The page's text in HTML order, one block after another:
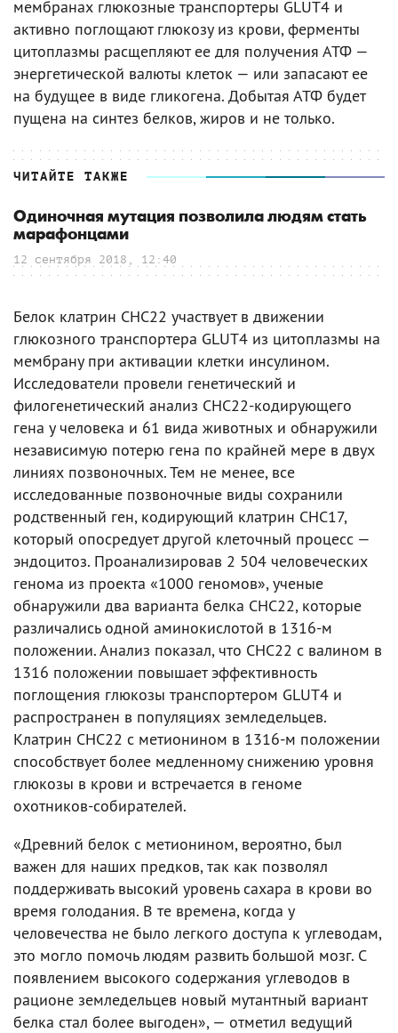
мембранах глюкозные транспортеры GLUT4 и
активно поглощают глюкозу из крови, ферменты
цитоплазмы расщепляют ее для получения АТФ —
энергетической валюты клеток — или запасают ее
на будущее в виде гликогена. Добытая АТФ будет
пущена на синтез белков, жиров и не только.
ЧИТАЙТЕ ТАКЖЕ
Одиночная мутация позволила людям стать
марафонцами
12 сентября 2018, 12:40
Белок клатрин CHC22 участвует в движении
глюкозного транспортера GLUT4 из цитоплазмы на
мембрану при активации клетки инсулином.
Исследователи провели генетический и
филогенетический анализ CHC22-кодирующего
гена у человека и 61 вида животных и обнаружили
независимую потерю гена по крайней мере в двух
линиях позвоночных. Тем не менее, все
исследованные позвоночные виды сохранили
родственный ген, кодирующий клатрин CHC17,
который опосредует другой клеточный процесс —
эндоцитоз. Проанализировав 2 504 человеческих
генома из проекта «1000 геномов», ученые
обнаружили два варианта белка CHC22, которые
различались одной аминокислотой в 1316-м
положении. Анализ показал, что CHC22 с валином в
1316 положении повышает эффективность
поглощения глюкозы транспортером GLUT4 и
распространен в популяциях земледельцев.
Клатрин CHC22 с метионином в 1316-м положении
способствует более медленному снижению уровня
глюкозы в крови и встречается в геноме
охотников-собирателей.
«Древний белок с метионином, вероятно, был
важен для наших предков, так как позволял
поддерживать высокий уровень сахара в крови во
время голодания. В те времена, когда у
человечества не было легкого доступа к углеводам,
это могло помочь людям развить большой мозг. С
появлением высокого содержания углеводов в
рационе земледельцев новый мутантный вариант
белка стал более выгоден», — отметил ведущий